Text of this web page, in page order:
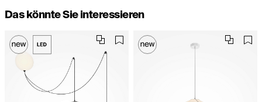
Das könnte Sie interessieren